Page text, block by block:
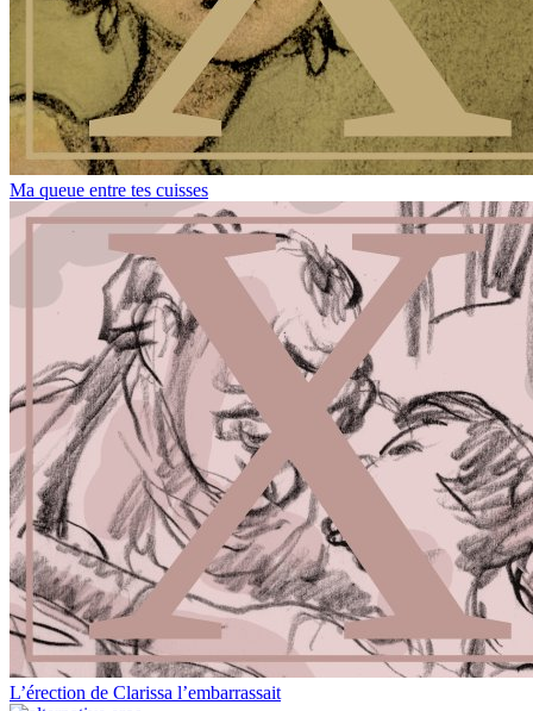
Ma queue entre tes cuisses
L’érection de Clarissa l’embarrassait